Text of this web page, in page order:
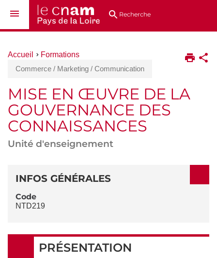
au
directsRecherche
Vous
ici :
Accueil
Formations
Commerce / Marketing / Communication
MISE EN ŒUVRE DE LA
GOUVERNANCE DES
CONNAISSANCES
Unité d'enseignement
DÉTAILS
INFOS GÉNÉRALES
Code
NTD219
PRÉSENTATION